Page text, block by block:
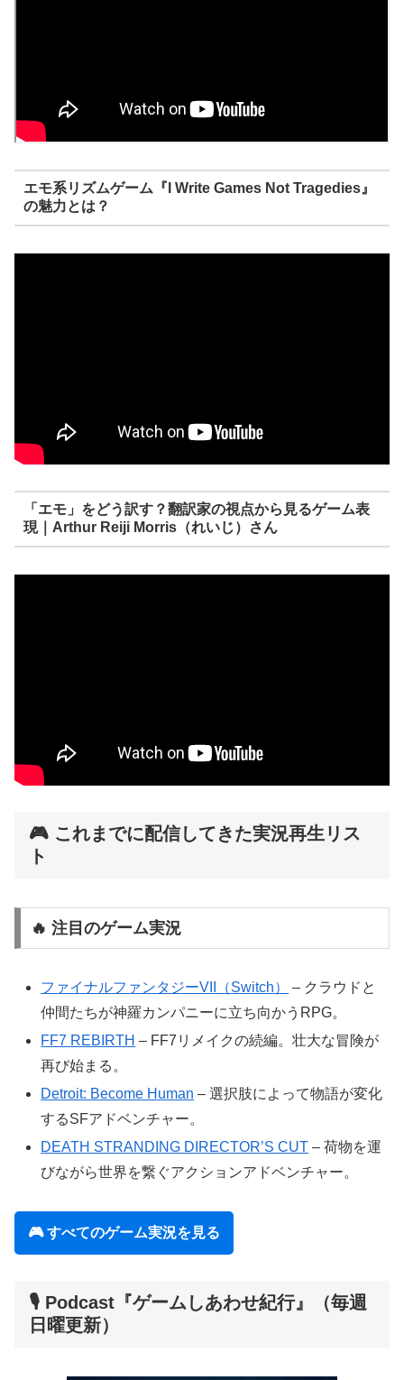
エモ系リズムゲーム『I Write Games Not Tragedies』
の魅力とは？
「エモ」をどう訳す？翻訳家の視点から見るゲーム表
現｜Arthur Reiji Morris（れいじ）さん
🎮 これまでに配信してきた実況再生リス
ト
🔥 注目のゲーム実況
ファイナルファンタジーVII（Switch）
– クラウドと
仲間たちが神羅カンパニーに立ち向かうRPG。
FF7 REBIRTH – FF7リメイクの続編。壮大な冒険が
再び始まる。
Detroit: Become Human – 選択肢によって物語が変化
するSFアドベンチャー。
DEATH STRANDING DIRECTOR’S CUT – 荷物を運
びながら世界を繋ぐアクションアドベンチャー。
🎮 すべてのゲーム実況を見る
🎙️ Podcast『ゲームしあわせ紀行』（毎週
日曜更新）